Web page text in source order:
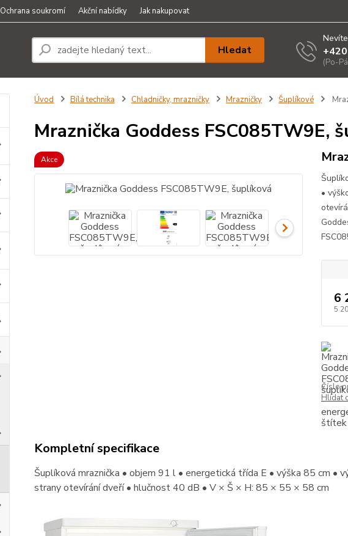
Ochrana soukromí Akční nabídky Jak nakupovat
Hledat
(Po-
Úvod Bílá technika Chladničky, mrazničky Mrazničky Šuplíkové
Mraznička Goddess FSC085TW9E,
Akce
•
6
5
Číslo
Hlídat
Kompletní specifikace
Šuplíková mraznička • objem 91 l • energetická třída E • výška 85 cm •
strany otevírání dveří • hlučnost 40 dB • V × Š × H: 85 × 55 × 58 cm